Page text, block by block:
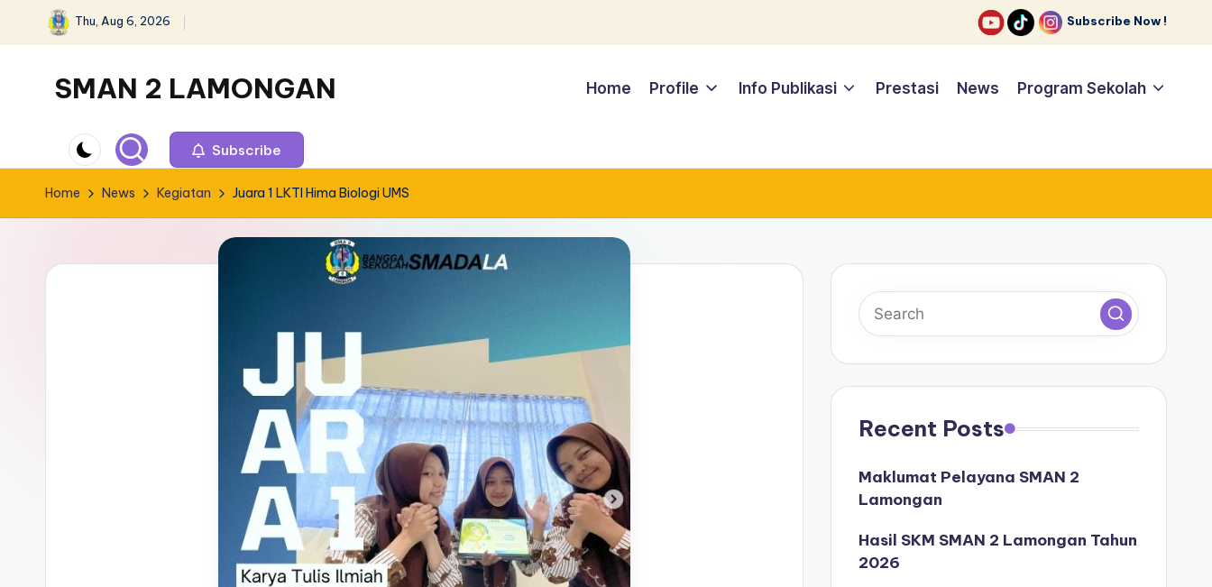
Skip
content
Thu, Aug 6, 2026 Subscribe Now !
SMAN 2 LAMONGAN Home Profile Info Publikasi Prestasi News Program Sekolah
Subscribe
Home News Kegiatan Juara 1 LKTI Hima Biologi UMS
Recent Posts
Maklumat Pelayana SMAN 2
Lamongan
Hasil SKM SMAN 2 Lamongan Tahun
2026